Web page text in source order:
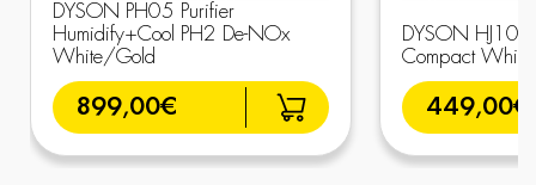
DYSON PH05 Purifier
Humidify+Cool PH2 De-NOx
White/Gold
899,00€
DYSON HJ10
Compact
449,00€